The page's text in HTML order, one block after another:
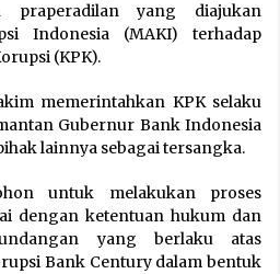
praperadilan yang diajukan
Indonesia (MAKI) terhadap
(KPK).
memerintahkan KPK selaku
Gubernur Bank Indonesia
lainnya sebagai tersangka.
untuk melakukan proses
dengan ketentuan hukum dan
yang berlaku atas
Bank Century dalam bentuk